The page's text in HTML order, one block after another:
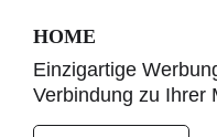
HOME
Einzigartige
Verbindung zu Ihrer